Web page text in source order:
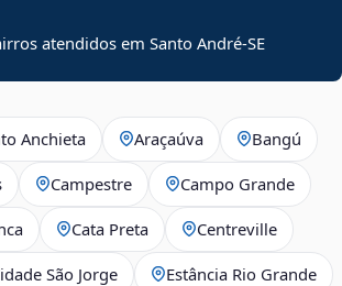
atendidos emSanto André-SE
Anchieta Araçaúva Bangú
Campestre Campo Grande
Cata Preta Centreville
São Jorge Estância Rio Grande